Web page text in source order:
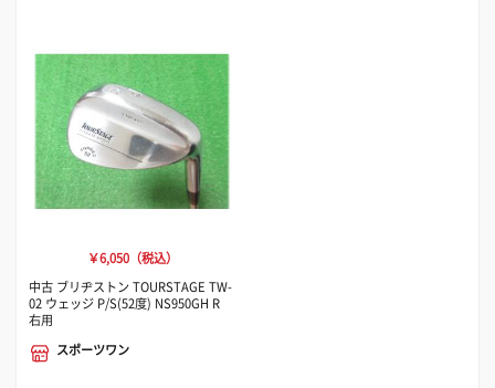
￥6,050（税込）
中古 ブリヂストン TOURSTAGE TW-
02 ウェッジ P/S(52度) NS950GH R
右用
スポーツワン